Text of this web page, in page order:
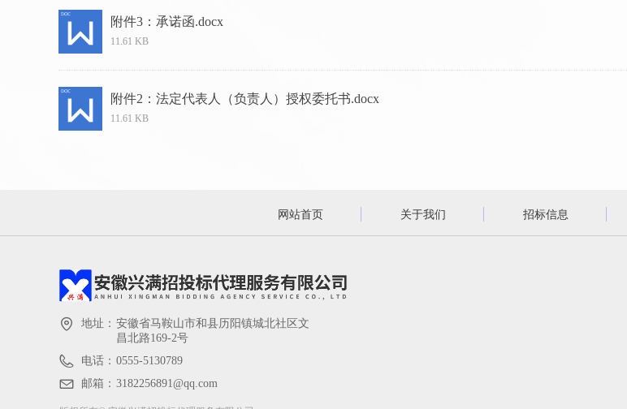
附件3：承诺函.docx
11.61 KB
附件2：法定代表人（负责人）授权委托书.docx
11.61 KB
网站首页 关于我们 招标信息
地址： 安徽省马鞍山市和县历阳镇城北社区文
昌北路169-2号
电话： 0555-5130789
邮箱： 3182256891@qq.com